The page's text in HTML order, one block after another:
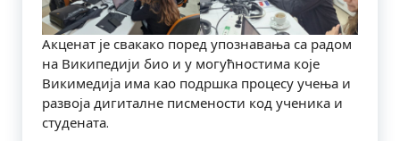
Акценат је свакако поред упознавања са радом
на Википедији био и у могућностима које
Викимедија има као подршка процесу учења и
развоја дигиталне писмености код ученика и
студената.